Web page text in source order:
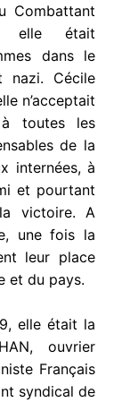
Combattant
elle était
dans le
nazi. Cécile
n’acceptait
à toutes les
de la
internées, à
et pourtant
victoire. A
une fois la
leur place
et du pays.
elle était la
ouvrier
Français
syndical de